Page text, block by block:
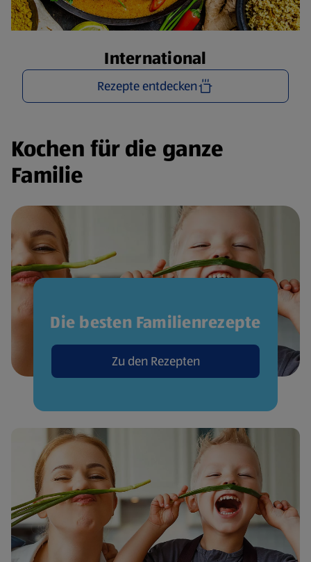
International
Rezepte entdecken
Kochen für die ganze
Familie
Die besten Familienrezepte
Zu den Rezepten